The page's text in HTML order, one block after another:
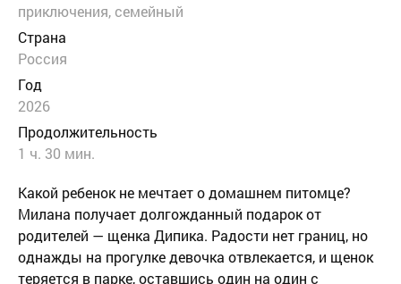
приключения, семейный
Страна
Россия
Год
2026
Продолжительность
1 ч. 30 мин.
Какой ребенок не мечтает о домашнем питомце?
Милана получает долгожданный подарок от
родителей — щенка Дипика. Радости нет границ, но
однажды на прогулке девочка отвлекается, и щенок
теряется в парке, оставшись один на один с